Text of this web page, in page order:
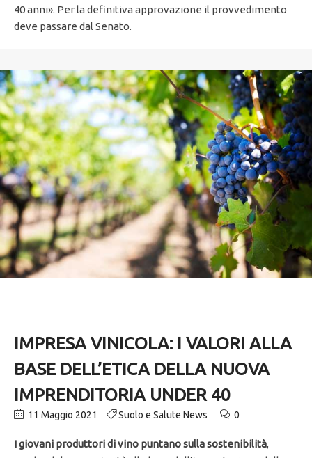
40 anni». Per la definitiva approvazione il provvedimento
deve passare dal Senato.
IMPRESA VINICOLA: I VALORI ALLA
BASE DELL’ETICA DELLA NUOVA
IMPRENDITORIA UNDER 40
11 Maggio 2021 Suolo e Salute News 0
I giovani produttori di vino puntano sulla sostenibilità,